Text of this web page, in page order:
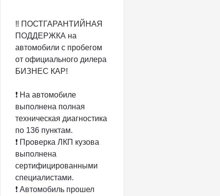
‼️ ПОСТГАРАНТИЙНАЯ
ПОДДЕРЖКА на
автомобили с пробегом
от официального дилера
БИЗНЕС КАР!
❗ На автомобиле
выполнена полная
техническая диагностика
по 136 пунктам.
❗ Проверка ЛКП кузова
выполнена
сертифицированными
специалистами.
❗ Автомобиль прошел